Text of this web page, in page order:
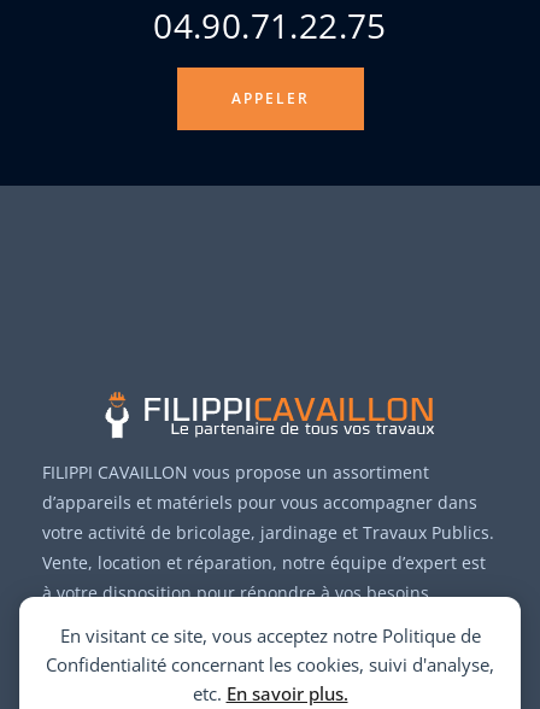
En visitant ce site, vous acceptez notre Politique de
Confidentialité concernant les cookies, suivi d'analyse,
etc. En savoir plus.
04.90.71.22.75
APPELER
FILIPPI CAVAILLON vous propose un assortiment
d’appareils et matériels pour vous accompagner dans
votre activité de bricolage, jardinage et Travaux Publics.
Vente, location et réparation, notre équipe d’expert est
à votre disposition pour répondre à vos besoins.